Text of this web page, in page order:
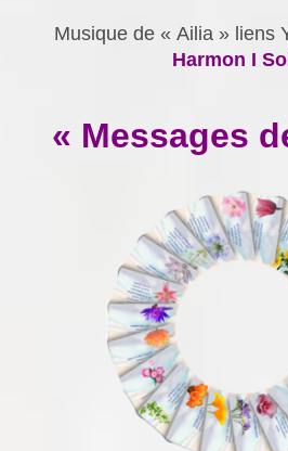
Musique de « Ailia » liens
Harmon I
« Messages